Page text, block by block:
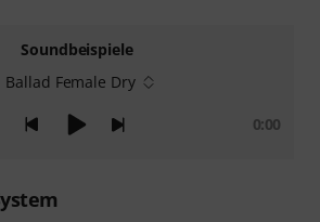
Soundbeispiele
Ballad Female Dry
0:00